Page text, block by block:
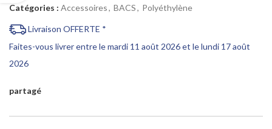
Catégories : Accessoires, BACS, Polyéthylène
Livraison OFFERTE *
Faites-vous livrer entre le mardi 11 août 2026 et le lundi 17 août
2026
partagé